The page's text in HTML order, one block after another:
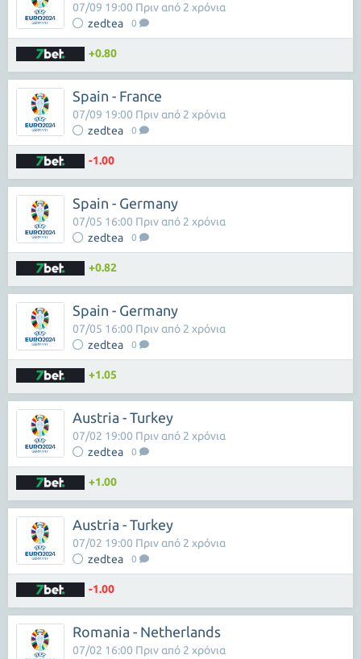
zedtea 0
07/09 19:00 Πριν από 2 χρόνια
+0.80
Spain - France
zedtea 0
07/09 19:00 Πριν από 2 χρόνια
-1.00
Spain - Germany
zedtea 0
07/05 16:00 Πριν από 2 χρόνια
+0.82
Spain - Germany
zedtea 0
07/05 16:00 Πριν από 2 χρόνια
+1.05
Austria - Turkey
zedtea 0
07/02 19:00 Πριν από 2 χρόνια
+1.00
Austria - Turkey
zedtea 0
07/02 19:00 Πριν από 2 χρόνια
-1.00
Romania - Netherlands
07/02 16:00 Πριν από 2 χρόνια